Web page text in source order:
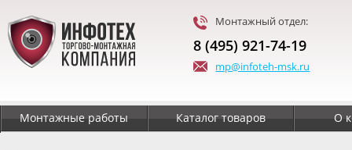
Монтажный отдел:
8 (495) 921-74-19
mp@infoteh-msk.ru
Монтажные работы Каталог товаров О